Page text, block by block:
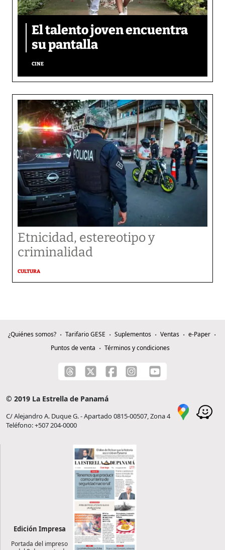
El talento joven encuentra
su pantalla​
CINE
Etnicidad, estereotipo y
criminalidad
CULTURA
¿Quiénes somos? Tarifario GESE Suplementos Ventas
e-Paper
Puntos de venta
Términos y condiciones
© 2019 La Estrella de Panamá
C/ Alejandro A. Duque G. - Apartado 0815-00507, Zona 4
Teléfono: +507 204-0000
Edición Impresa
Portada del impreso